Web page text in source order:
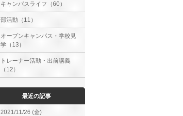
キャンパスライフ（60）
部活動（11）
オープンキャンパス・学校見
学（13）
トレーナー活動・出前講義
（12）
最近の記事
2021/11/26 (金)